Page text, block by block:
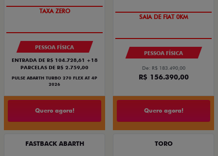
TAXA ZERO
PESSOA FÍSICA
ENTRADA DE R$ 104.728,61 +18
PARCELAS DE R$ 2.759,00
PULSE ABARTH TURBO 270 FLEX AT 4P
2026
Quero agora!
SAIA DE FIAT 0KM
PESSOA FÍSICA
De: R$ 183.490,00
R$ 156.390,00
Quero agora!
FASTBACK ABARTH TORO